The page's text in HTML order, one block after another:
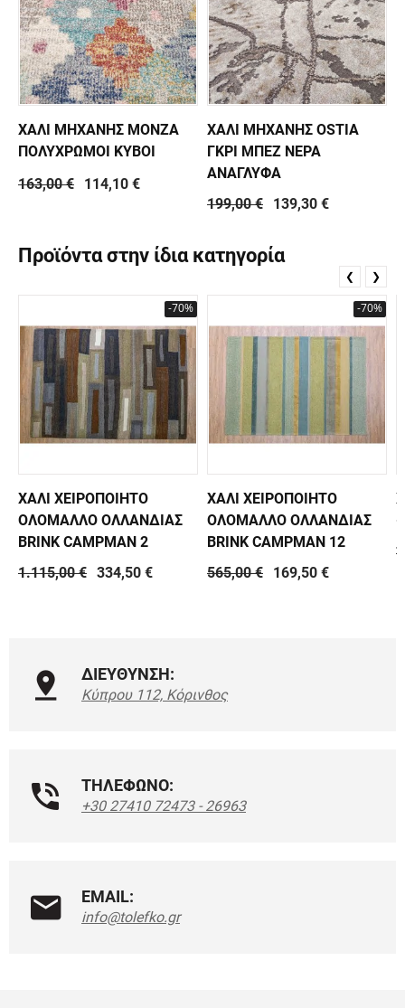
ΧΑΛΙ ΜΗΧΑΝΗΣ MONZA
ΠΟΛΥΧΡΩΜΟΙ ΚΥΒΟΙ
163,00 €
114,10 €
ΧΑΛΙ ΜΗΧΑΝΗΣ OSTIA
ΓΚΡΙ ΜΠΕΖ ΝΕΡΑ
ΑΝΑΓΛΥΦΑ
199,00 €
139,30 €
Προϊόντα στην ίδια κατηγορία
-70%
ΧΑΛΙ ΧΕΙΡΟΠΟΙΗΤΟ
ΟΛΟΜΑΛΛΟ ΟΛΛΑΝΔΙΑΣ
BRINK CAMPMAN 2
1.115,00 € 334,50 €
-70%
ΧΑΛΙ ΧΕΙΡΟΠΟΙΗΤΟ
ΟΛΟΜΑΛΛΟ ΟΛΛΑΝΔΙΑΣ
BRINK CAMPMAN 12
565,00 €
169,50 €
-
❮ ❯
ΔΙΕΥΘΥΝΣΗ:
Κύπρου 112, Κόρινθος
ΤΗΛΕΦΩΝΟ:
+30 27410 72473 - 26963
EMAIL:
info@tolefko.gr